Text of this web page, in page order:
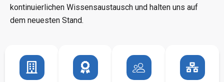
kontinuierlichen Wissensaustausch und halten uns auf
dem neuesten Stand.